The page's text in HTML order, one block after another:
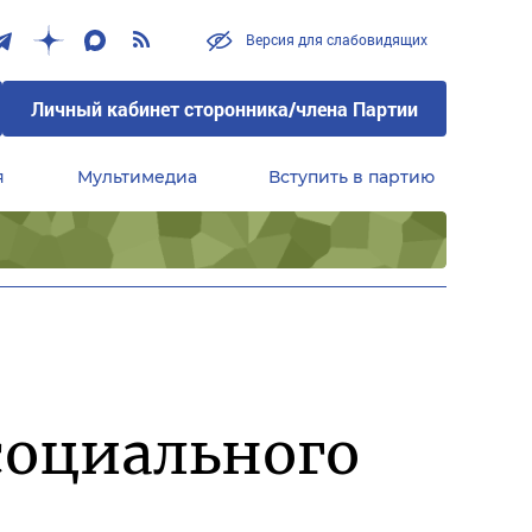
Версия для слабовидящих
Личный кабинет сторонника/члена Партии
Мультимедиа Вступить в партию